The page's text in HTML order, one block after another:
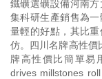
鐵礦選礦設備河南
集科研生產銷售為
量輕的好點，其比
仿。四川名牌高性價
牌高性價比簡單易
drives millstones